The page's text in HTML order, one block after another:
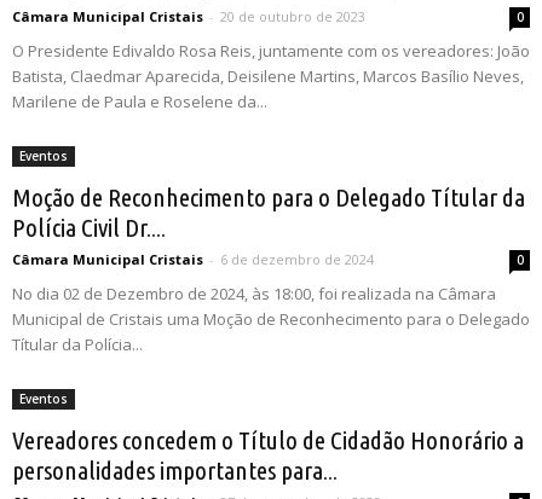
Câmara Municipal Cristais - 20 de outubro de 2023 0
O Presidente Edivaldo Rosa Reis, juntamente com os vereadores: João
Batista, Claedmar Aparecida, Deisilene Martins, Marcos Basílio Neves,
Marilene de Paula e Roselene da...
Eventos
Moção de Reconhecimento para o Delegado Títular da
Polícia Civil Dr....
Câmara Municipal Cristais - 6 de dezembro de 2024 0
No dia 02 de Dezembro de 2024, às 18:00, foi realizada na Câmara
Municipal de Cristais uma Moção de Reconhecimento para o Delegado
Títular da Polícia...
Eventos
Vereadores concedem o Título de Cidadão Honorário a
personalidades importantes para...